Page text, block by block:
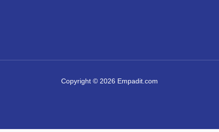
Copyright © 2026 Empadit.com